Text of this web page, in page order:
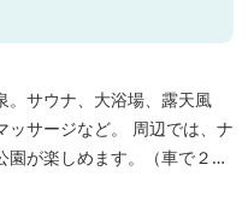
。サウナ、大浴場、露天風
ッサージなど。 周辺では、ナ
が楽しめます。（車で２０